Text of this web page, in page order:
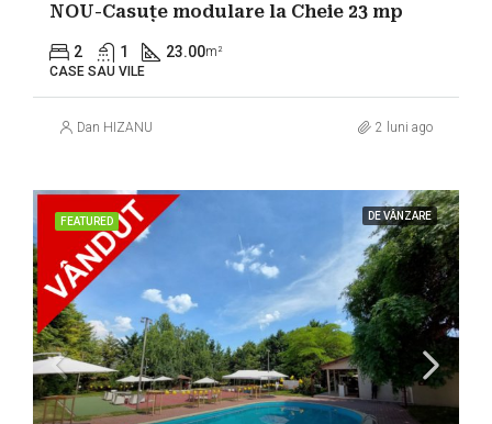
NOU-Casuțe modulare la Cheie 23 mp
2 1 23.00m²
CASE SAU VILE
Dan HIZANU 2 luni ago
FEATURED DE VÂNZARE